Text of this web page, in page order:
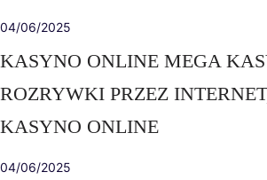
04/06/2025
KASYNO ONLINE MEGA
ROZRYWKI PRZEZ
KASYNO ONLINE
04/06/2025